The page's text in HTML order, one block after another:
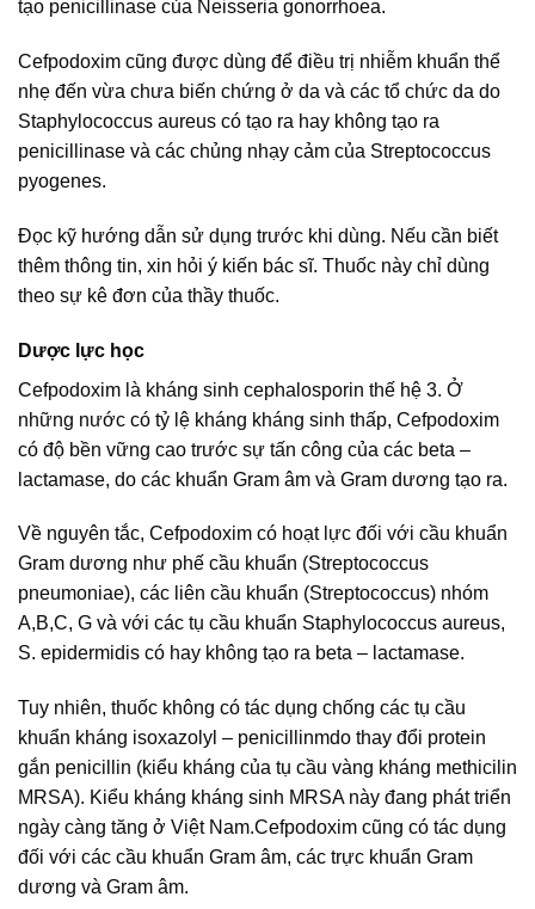
tạo penicillinase của Neisseria gonorrhoea.
Cefpodoxim cũng được dùng để điều trị nhiễm khuẩn thể
nhẹ đến vừa chưa biến chứng ở da và các tổ chức da do
Staphylococcus aureus có tạo ra hay không tạo ra
penicillinase và các chủng nhạy cảm của Streptococcus
pyogenes.
Đọc kỹ hướng dẫn sử dụng trước khi dùng. Nếu cần biết
thêm thông tin, xin hỏi ý kiến bác sĩ. Thuốc này chỉ dùng
theo sự kê đơn của thầy thuốc.
Dược lực học
Cefpodoxim là kháng sinh cephalosporin thế hệ 3. Ở
những nước có tỷ lệ kháng kháng sinh thấp, Cefpodoxim
có độ bền vững cao trước sự tấn công của các beta –
lactamase, do các khuẩn Gram âm và Gram dương tạo ra.
Về nguyên tắc, Cefpodoxim có hoạt lực đối với cầu khuẩn
Gram dương như phế cầu khuẩn (Streptococcus
pneumoniae), các liên cầu khuẩn (Streptococcus) nhóm
A,B,C, G và với các tụ cầu khuẩn Staphylococcus aureus,
S. epidermidis có hay không tạo ra beta – lactamase.
Tuy nhiên, thuốc không có tác dụng chống các tụ cầu
khuẩn kháng isoxazolyl – penicillinmdo thay đổi protein
gắn penicillin (kiểu kháng của tụ cầu vàng kháng methicilin
MRSA). Kiểu kháng kháng sinh MRSA này đang phát triển
ngày càng tăng ở Việt Nam.Cefpodoxim cũng có tác dụng
đối với các cầu khuẩn Gram âm, các trực khuẩn Gram
dương và Gram âm.